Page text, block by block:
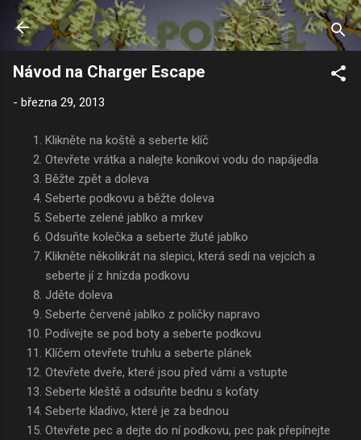
Přeskočit na hlavní obsah
Návod na Charger Escape
- března 29, 2013
Klikněte na koště a seberte klíč
Otevřete vrátka a nalejte koníkovi vodu do napájedla
Běžte zpět a doleva
Seberte podkovu a běžte doleva
Seberte zelené jablko a mrkev
Odsuňte kolečka a seberte žluté jablko
Klikněte několikrát na slepici, která sedí na vejcích a
seberte jí z hnízda podkovu
Jděte doleva
Seberte červené jablko z poličky napravo
Podívejte se pod boty a seberte podkovu
Klíčem otevřete truhlu a seberte plánek
Otevřete dveře, které jsou před vámi a vstupte
Seberte kleště a odsuňte bednu s koťaty
Seberte kladivo, které je za bednou
Otevřete pec a dejte do ní podkovu, pec pak přepínejte